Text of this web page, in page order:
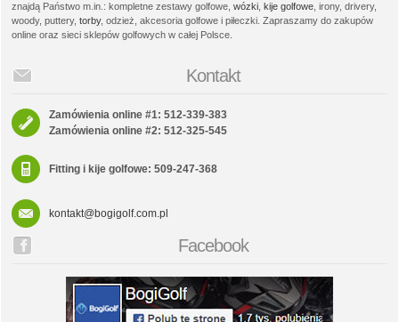
znajdą Państwo m.in.: kompletne zestawy golfowe, wózki kije golfowe , irony, drivery,
woody, puttery, torby, odzież, akcesoria golfowe i piłeczki. Zapraszamy do zakupów
online oraz sieci sklepów golfowych w całej Polsce.
Kontakt
Zamówienia online #1: 512-339-383
Zamówienia online #2: 512-325-545
Fitting i kije golfowe: 509-247-368
kontakt@bogigolf.com.pl
Facebook